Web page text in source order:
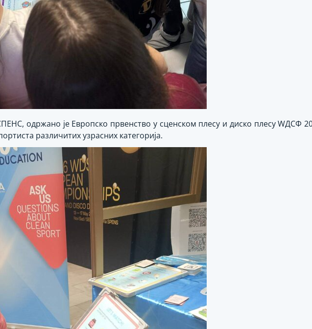
одржано је Европско првенство у сценском плесу и диско плесу WДСФ
различитих узрасних категорија.